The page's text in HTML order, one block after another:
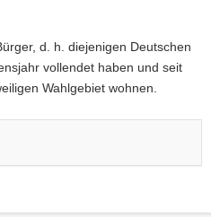
d. h. diejenigen Deutschen
vollendet haben und seit
Wahlgebiet wohnen.